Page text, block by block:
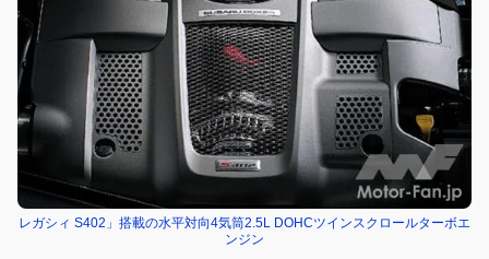
レガシィ S402」搭載の水平対向4気筒2.5L DOHCツインスクロールターボエ
ンジン